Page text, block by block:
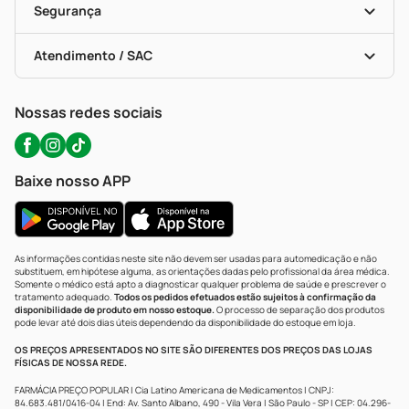
Formas De Pagamento
Troca E Devolução
Bulas De A A Z
Políticas De Marketplace
Serviços Farmacêuticos
Testes Rápidos
Autoteste Covid-19
Segurança
Certificado De Segurança
Portal Da Privacidade
Atendimento / SAC
WhatsApp (47) 9202-1687
Nossas redes sociais
Baixe nosso APP
As informações contidas neste site não devem ser usadas para automedicação e não
substituem, em hipótese alguma, as orientações dadas pelo profissional da área médica.
Somente o médico está apto a diagnosticar qualquer problema de saúde e prescrever o
tratamento adequado. Todos os pedidos efetuados estão sujeitos à confirmação da
disponibilidade de produto em nosso estoque.O processo de separação dos produtos
pode levar até dois dias úteis dependendo da disponibilidade do estoque em loja.
OS PREÇOS APRESENTADOS NO SITE SÃO DIFERENTES DOS PREÇOS DAS LOJAS
FÍSICAS DE NOSSA REDE.
FARMÁCIA PREÇO POPULAR | Cia Latino Americana de Medicamentos | CNPJ:
84.683.481/0416-04 | End: Av. Santo Albano, 490 - Vila Vera | São Paulo - SP | CEP: 04.296-